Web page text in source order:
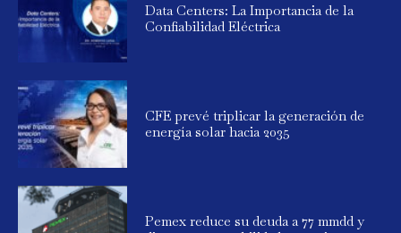
Data Centers: La Importancia de la
Confiabilidad Eléctrica
CFE prevé triplicar la generación de
energía solar hacia 2035
Pemex reduce su deuda a 77 mmdd y